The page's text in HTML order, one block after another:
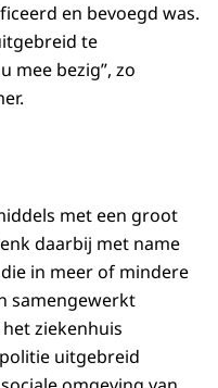
en bevoegd was.
te
mee bezig”, zo
met een groot
daarbij met name
in meer of mindere
samengewerkt
ziekenhuis
uitgebreid